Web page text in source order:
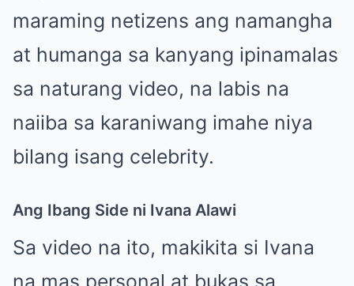
maraming netizens ang namangha
at humanga sa kanyang ipinamalas
sa naturang video, na labis na
naiiba sa karaniwang imahe niya
bilang isang celebrity.
Ang Ibang Side ni Ivana Alawi
Sa video na ito, makikita si Ivana